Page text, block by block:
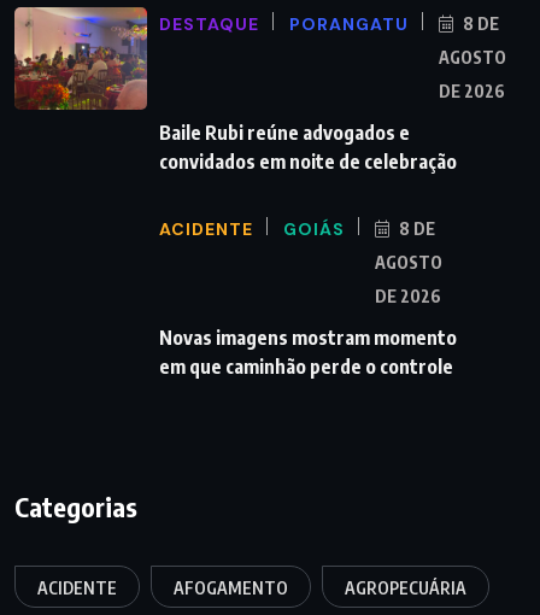
DESTAQUE PORANGATU
8 DE
AGOSTO
DE 2026
Baile Rubi reúne advogados e
convidados em noite de celebração
ACIDENTE GOIÁS
8 DE
AGOSTO
DE 2026
Novas imagens mostram momento
em que caminhão perde o controle
Categorias
ACIDENTE AFOGAMENTO AGROPECUÁRIA